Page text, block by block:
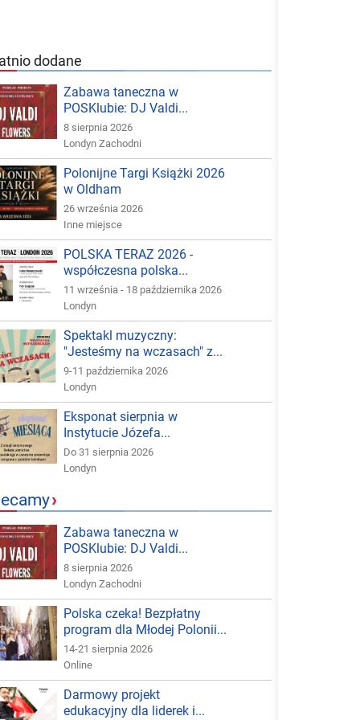
dodane
Zabawa taneczna w
POSKlubie: DJ Valdi...
8 sierpnia 2026
Londyn Zachodni
Polonijne Targi Książki 2026
w Oldham
26 września 2026
Inne miejsce
POLSKA TERAZ 2026 -
współczesna polska...
11 września - 18 października 2026
Londyn
Spektakl muzyczny:
"Jesteśmy na wczasach" z...
9-11 października 2026
Londyn
Eksponat sierpnia w
Instytucie Józefa...
Do 31 sierpnia 2026
Londyn
›
Zabawa taneczna w
POSKlubie: DJ Valdi...
8 sierpnia 2026
Londyn Zachodni
Polska czeka! Bezpłatny
program dla Młodej Polonii...
14-21 sierpnia 2026
Online
Darmowy projekt
edukacyjny dla liderek i...